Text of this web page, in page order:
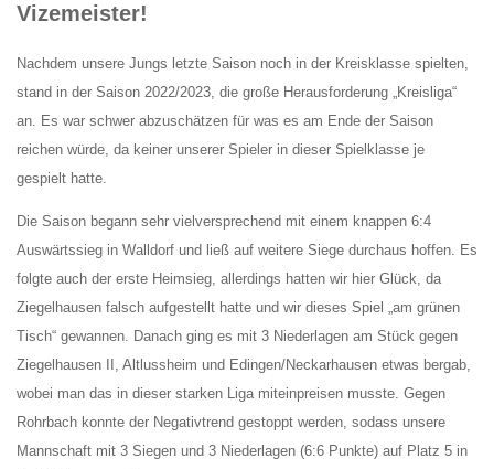
Vizemeister!
Nachdem unsere Jungs letzte Saison noch in der Kreisklasse spielten,
stand in der Saison 2022/2023, die große Herausforderung „Kreisliga“
an. Es war schwer abzuschätzen für was es am Ende der Saison
reichen würde, da keiner unserer Spieler in dieser Spielklasse je
gespielt hatte.
Die Saison begann sehr vielversprechend mit einem knappen 6:4
Auswärtssieg in Walldorf und ließ auf weitere Siege durchaus hoffen. Es
folgte auch der erste Heimsieg, allerdings hatten wir hier Glück, da
Ziegelhausen falsch aufgestellt hatte und wir dieses Spiel „am grünen
Tisch“ gewannen. Danach ging es mit 3 Niederlagen am Stück gegen
Ziegelhausen II, Altlussheim und Edingen/Neckarhausen etwas bergab,
wobei man das in dieser starken Liga miteinpreisen musste. Gegen
Rohrbach konnte der Negativtrend gestoppt werden, sodass unsere
Mannschaft mit 3 Siegen und 3 Niederlagen (6:6 Punkte) auf Platz 5 in